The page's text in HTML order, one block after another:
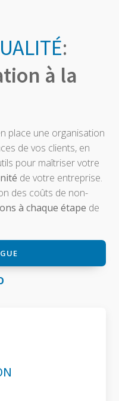
:
à la
place une organisation
de vos clients, en
pour maîtriser votre
de votre entreprise.
des coûts de non-
à chaque étape de